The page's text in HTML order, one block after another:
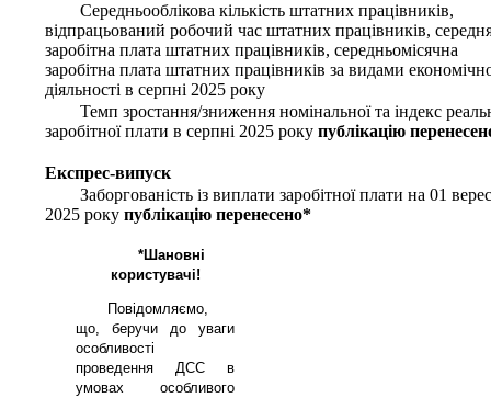
Середньооблікова кількість штатних працівників,
відпрацьований робочий час штатних працівників,
заробітна плата штатних працівників, середньомісячна
заробітна плата штатних працівників за видами
діяльності в серпні 2025 року
Темп зростання/зниження номінальної та індекс
заробітної плати в серпні 2025 року публікацію
Експрес-випуск
Заборгованість із виплати заробітної плати на 01
2025 року публікацію перенесено*
*Шановні
користувачі!
Повідомляємо,
що, беручи до уваги
особливості
проведення ДСС в
умовах особливого